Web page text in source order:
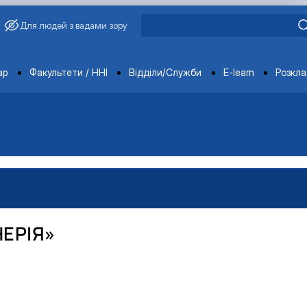
Для людей з вадами зору
Факультети / ННІ Відділи/Служби E-learn